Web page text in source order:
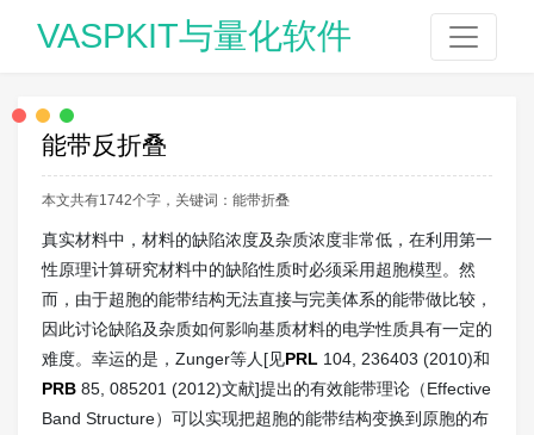
VASPKIT与量化软件
能带反折叠
本文共有1742个字，关键词： 能带折叠
真实材料中，材料的缺陷浓度及杂质浓度非常低，在利用第一
性原理计算研究材料中的缺陷性质时必须采用超胞模型。然
而，由于超胞的能带结构无法直接与完美体系的能带做比较，
因此讨论缺陷及杂质如何影响基质材料的电学性质具有一定的
难度。幸运的是，Zunger等人[见PRL 104, 236403 (2010)和
PRB 85, 085201 (2012)文献]提出的有效能带理论（Effective
Band Structure）可以实现把超胞的能带结构变换到原胞的布